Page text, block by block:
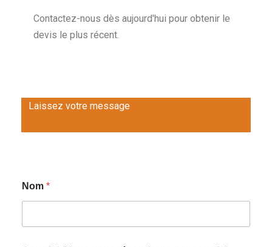
Contactez-nous dès aujourd'hui pour obtenir le
devis le plus récent.
Laissez votre message
Nom *